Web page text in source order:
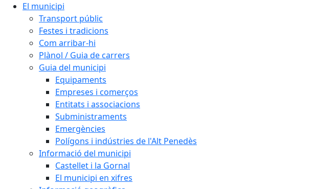
El municipi
Transport públic
Festes i tradicions
Com arribar-hi
Plànol / Guia de carrers
Guia del municipi
Equipaments
Empreses i comerços
Entitats i associacions
Subministraments
Emergències
Polígons i indústries de l'Alt Penedès
Informació del municipi
Castellet i la Gornal
El municipi en xifres